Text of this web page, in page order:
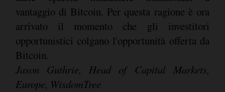
vantaggio di Bitcoin. Per questa ragione è ora
arrivato il momento che gli investitori
opportunistici colgano l'opportunità offerta da
Bitcoin.
Jason Guthrie, Head of Capital Markets,
Europe, WisdomTree